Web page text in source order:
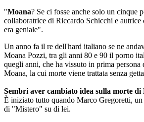
"Moana? Se ci fosse anche solo un cinque
collaboratrice di Riccardo Schicchi e
era geniale".
Un anno fa il re dell'hard italiano se ne
Moana Pozzi, tra gli anni 80 e 90 il porno
quegli anni, che ha vissuto in prima
Moana, la cui morte viene trattata senza
Sembri aver cambiato idea sulla morte
È iniziato tutto quando Marco Gregoretti,
di "Mistero" su di lei.